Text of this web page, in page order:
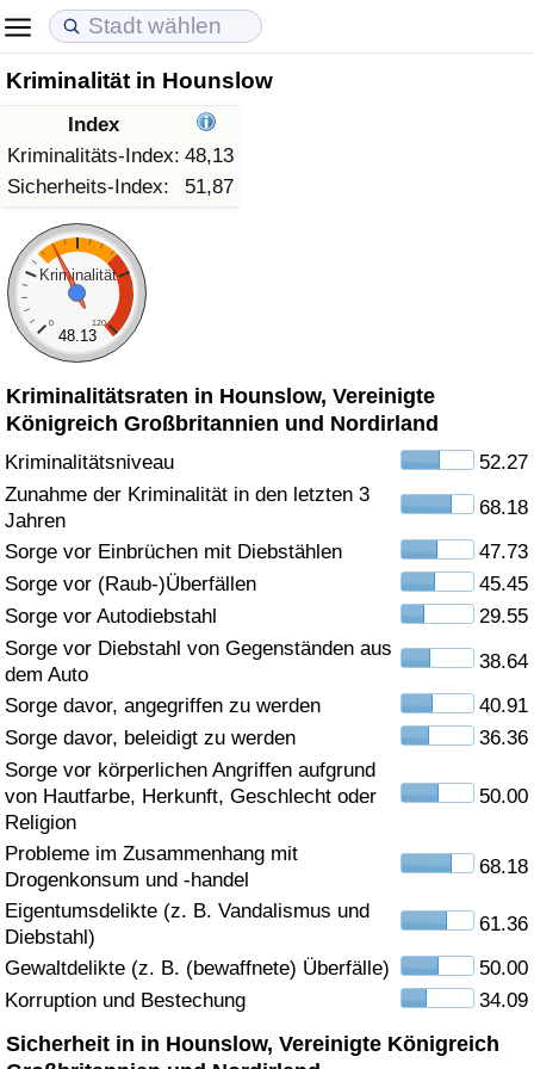
Kriminalität in Hounslow
Index
Kriminalitäts-Index: 48,13
Sicherheits-Index:
51,87
Kriminalität
0 120
48.13
Kriminalitätsraten in Hounslow, Vereinigte
Königreich Großbritannien und Nordirland
Kriminalitätsniveau
52.27
Zunahme der Kriminalität in den letzten 3
Jahren
68.18
Sorge vor Einbrüchen mit Diebstählen
47.73
Sorge vor (Raub-)Überfällen
45.45
Sorge vor Autodiebstahl
29.55
Sorge vor Diebstahl von Gegenständen aus
dem Auto
38.64
Sorge davor, angegriffen zu werden
40.91
Sorge davor, beleidigt zu werden
36.36
Sorge vor körperlichen Angriffen aufgrund
von Hautfarbe, Herkunft, Geschlecht oder
Religion
50.00
Probleme im Zusammenhang mit
Drogenkonsum und -handel
68.18
Eigentumsdelikte (z. B. Vandalismus und
Diebstahl)
61.36
Gewaltdelikte (z. B. (bewaffnete) Überfälle)
50.00
Korruption und Bestechung
34.09
Sicherheit in in Hounslow, Vereinigte Königreich
Lebenshaltungskosten
Lebenshaltungskosten-Index (aktuell)
Lebenshaltungskosten-Index
Lebenshaltungskosten-Index nach Land
in Akaba
Immobilienpreise
Immobilienpreis-Index (aktuell)
Immobilienpreis-Index
Immobilienpreis-Index nach Land
Lebensqualität
Lebensqualität-Index
Lebensqualität-Index (aktuell)
Lebensqualitätsindex nach Land
Kriminalität
Kriminalitäts-Index (aktuell)
Kriminalitäts-Index
Kriminalitätsindex nach Land
Gesundheitsversorgung
Gesundheitsversorgungs-Index (aktuell)
Gesundheitsversorgungs-Index
Gesundheitsversorgungs-Index nach Land
Umweltverschmutzung
Umweltverschmutzungs-Index (aktuell)
Verschmutzungsindex
Umweltverschmutzungs-Index nach Land
Verkehr